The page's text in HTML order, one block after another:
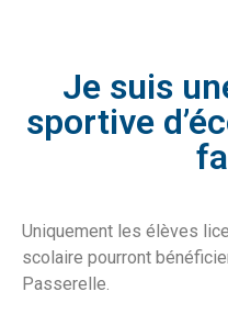
Je suis
sportive
Uniquement les élèves
scolaire pourront
Passerelle.